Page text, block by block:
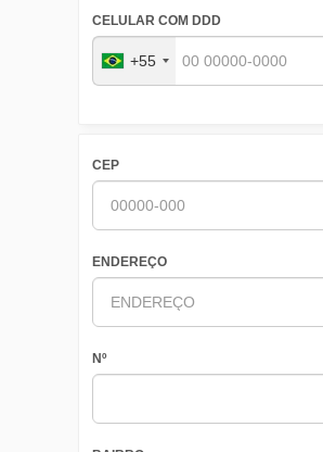
CELULAR COM DDD
+55
CEP
ENDEREÇO
Nº